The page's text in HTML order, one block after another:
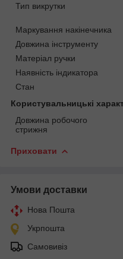
Тип викрутки
Маркування накінечника
Довжина інструменту
Матеріал ручки
Наявність індикатора
Стан
Користувальницькі
Довжина робочого
стрижня
Приховати
Умови доставки
Нова Пошта
Укрпошта
Самовивіз